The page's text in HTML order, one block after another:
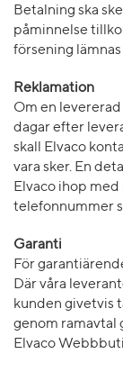
Betalning ska
påminnelse
försening
Reklamation
Om en levererad
dagar efter
skall Elvaco
vara sker. En
Elvaco ihop
telefonnummer
Garanti
För
Där våra
kunden givetvis
genom ramavtal
Elvaco